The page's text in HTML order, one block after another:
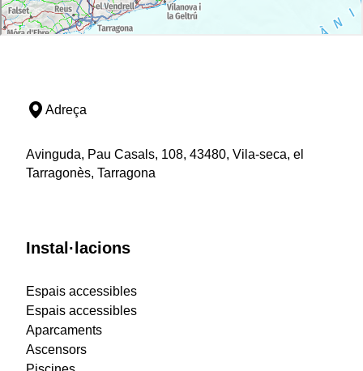
Adreça
Avinguda, Pau Casals, 108, 43480, Vila-seca, el
Tarragonès, Tarragona
Instal·lacions
Espais accessibles
Espais accessibles
Aparcaments
Ascensors